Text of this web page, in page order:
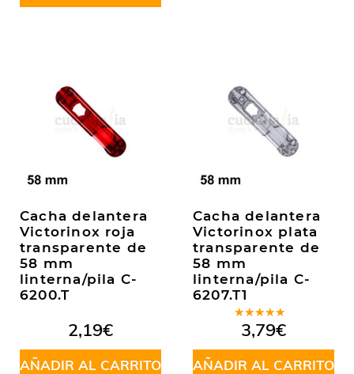
Cacha delantera
Victorinox roja
transparente de
58 mm
linterna/pila C-
6200.T
2,19€
AÑADIR AL CARRITO
Cacha delantera
Victorinox plata
transparente de
58 mm
linterna/pila C-
6207.T1
Valorado
en5.00de
5
3,79€
AÑADIR AL CARRITO